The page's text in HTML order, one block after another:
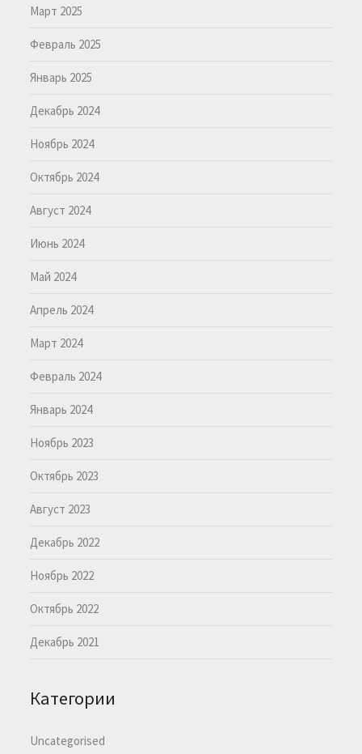
Март 2025
Февраль 2025
Январь 2025
Декабрь 2024
Ноябрь 2024
Октябрь 2024
Август 2024
Июнь 2024
Май 2024
Апрель 2024
Март 2024
Февраль 2024
Январь 2024
Ноябрь 2023
Октябрь 2023
Август 2023
Декабрь 2022
Ноябрь 2022
Октябрь 2022
Декабрь 2021
Категории
Uncategorised